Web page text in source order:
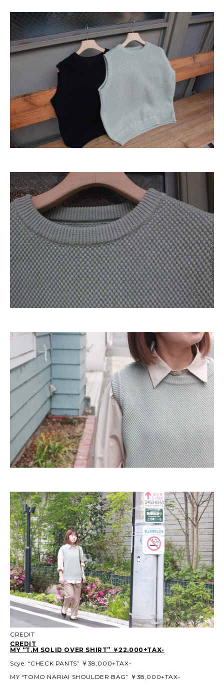
CREDIT
CREDIT
MY “T.M SOLID OVER SHIRT” ￥22.000+TAX-
Scye. “CHECK PANTS” ￥38,000+TAX-
MY “TOMO NARIAI SHOULDER BAG” ￥38,000+TAX-